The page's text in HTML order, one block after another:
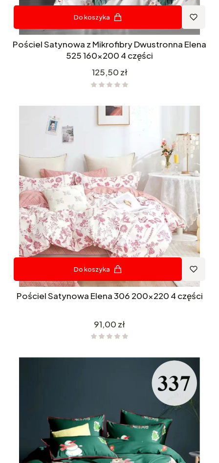
Do koszyka
Pościel Satynowa z Mikrofibry Dwustronna Elena
525 160x200 4 części
Cena
125,50 zł
Do koszyka
Pościel Satynowa Elena 306 200x220 4 części
Cena
91,00 zł